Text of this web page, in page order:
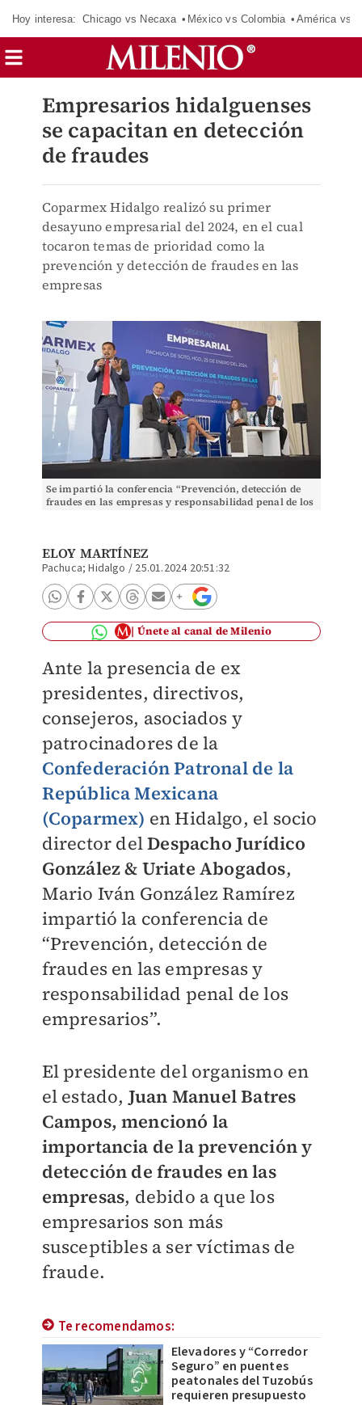
Hoy interesa: Chicago vs Necaxa México vs Colombia América vs
Empresarios hidalguenses
se capacitan en detección
de fraudes
Coparmex Hidalgo realizó su primer
desayuno empresarial del 2024, en el cual
tocaron temas de prioridad como la
prevención y detección de fraudes en las
empresas
Se impartió la conferencia “Prevención, detección de
fraudes en las empresas y responsabilidad penal de los
ELOY MARTÍNEZ
Pachuca; Hidalgo / 25.01.2024 20:51:32
Únete al canal de Milenio
Ante la presencia de ex
presidentes, directivos,
consejeros, asociados y
patrocinadores de la
Confederación Patronal de la
República Mexicana
(Coparmex) en Hidalgo, el socio
director delDespacho Jurídico
González & Uriate Abogados,
Mario Iván González Ramírez
impartió la conferencia de
“Prevención, detección de
fraudes en las empresas y
responsabilidad penal de los
empresarios”.
El presidente del organismo en
el estado, Juan Manuel Batres
Campos, mencionó la
importancia de la prevención y
detección de fraudes en las
empresas, debido a que los
empresarios son más
susceptibles a ser víctimas de
fraude.
Te recomendamos:
Elevadores y “Corredor
Seguro” en puentes
peatonales del Tuzobús
requieren presupuesto